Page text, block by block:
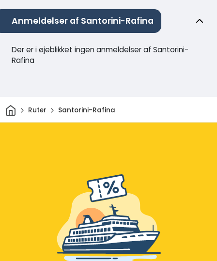
Anmeldelser af Santorini-Rafina
Der er i øjeblikket ingen anmeldelser af Santorini-
Rafina
HjemRuter Santorini-Rafina